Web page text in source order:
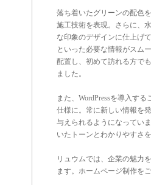
落ち着いたグリーンの配色
施工技術を表現。さらに、
な印象のデザインに仕上げ
といった必要な情報がスム
配置し、初めて訪れる方で
ました。
また、WordPressを導入す
仕様に。常に新しい情報を
与えられるようになってい
いたトーンとわかりやすさ
リュウムでは、企業の魅力
ます。ホームページ制作を